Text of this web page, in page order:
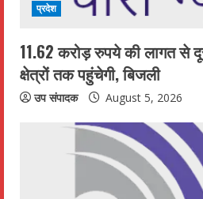
प्रदेश
11.62 करोड़ रुपये की लागत से
क्षेत्रों तक पहुंचेगी, बिजली
उप संपादक August 5, 2026